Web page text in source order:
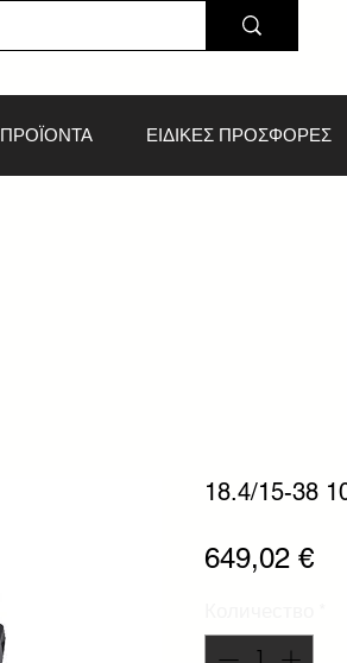
ΠΡΟΪΟΝΤΑ ΕΙΔΙΚΕΣ ΠΡΟΣΦΟΡΕΣ
18.4/15-38
649,02 €